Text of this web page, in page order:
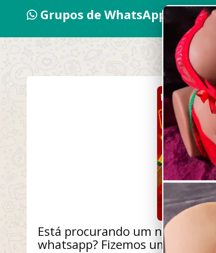
Grupos de WhatsApp 2026
Está procurando um nome
whatsapp? Fizemos uma lista